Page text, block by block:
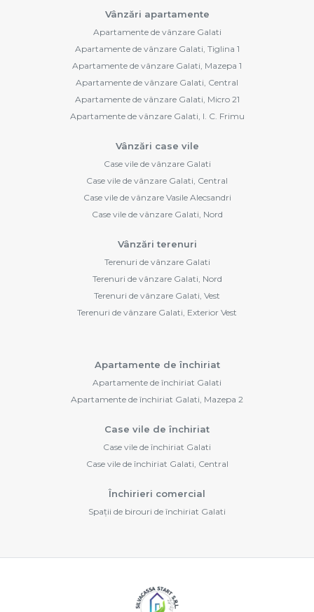
Vânzări apartamente
Apartamente de vânzare Galati
Apartamente de vânzare Galati, Tiglina 1
Apartamente de vânzare Galati, Mazepa 1
Apartamente de vânzare Galati, Central
Apartamente de vânzare Galati, Micro 21
Apartamente de vânzare Galati, I. C. Frimu
Vânzări case vile
Case vile de vânzare Galati
Case vile de vânzare Galati, Central
Case vile de vânzare Vasile Alecsandri
Case vile de vânzare Galati, Nord
Vânzări terenuri
Terenuri de vânzare Galati
Terenuri de vânzare Galati, Nord
Terenuri de vânzare Galati, Vest
Terenuri de vânzare Galati, Exterior Vest
Apartamente de închiriat
Apartamente de închiriat Galati
Apartamente de închiriat Galati, Mazepa 2
Case vile de închiriat
Case vile de închiriat Galati
Case vile de închiriat Galati, Central
Închirieri comercial
Spații de birouri de închiriat Galati